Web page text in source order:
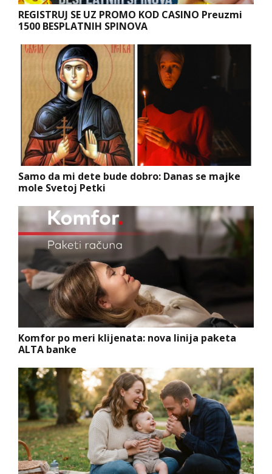
REGISTRUJ SE UZ PROMO KOD CASINO Preuzmi
1500 BESPLATNIH SPINOVA
Samo da mi dete bude dobro: Danas se majke
mole Svetoj Petki
Komfor po meri klijenata: nova linija paketa
ALTA banke